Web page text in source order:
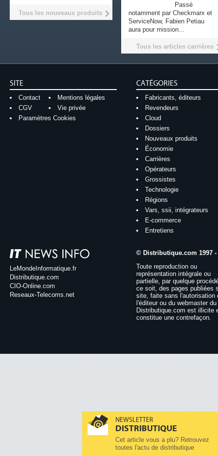
NEWSLETTER
DISTRIBUTIQUE
Cet article vous a plu? Retrouvez
toutes l'actu de distributique
Passé
notamment par Checkmarx et
ServiceNow, Fabien Petiau
aura pour mission...
Tous les articles carrières
Tous les nouveaux produits
SITE
Contact
Mentions légales
CGV
Vie privée
Paramètres Cookies
CATÉGORIES
Fabricants, éditeurs
Revendeurs
Cloud
Dossiers
Nouveaux produits
Économie
Carrières
Opérateurs
Grossistes
Technologie
Régions
Vars, ssii, intégrateurs
E-commerce
Entretiens
LeMondeInformatique.fr
Distributique.com
CIO-Online.com
Reseaux-Telecoms.net
© Distributique.com 1997 -
Toute reproduction ou
représentation intégrale ou
partielle, par quelque
ce soit, des pages publiées
site, faite sans l'autorisation
l'éditeur ou du webmaster
Distributique.com est illicite
constitue une contrefaçon.